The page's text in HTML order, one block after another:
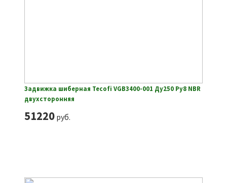
Задвижка шиберная Tecofi VGB3400-001 Ду250 Ру8 NBR
двухсторонняя
51220руб.